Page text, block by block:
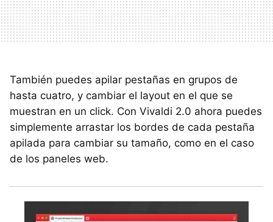
También puedes apilar pestañas en grupos de
hasta cuatro, y cambiar el layout en el que se
muestran en un click. Con Vivaldi 2.0 ahora puedes
simplemente arrastar los bordes de cada pestaña
apilada para cambiar su tamaño, como en el caso
de los paneles web.